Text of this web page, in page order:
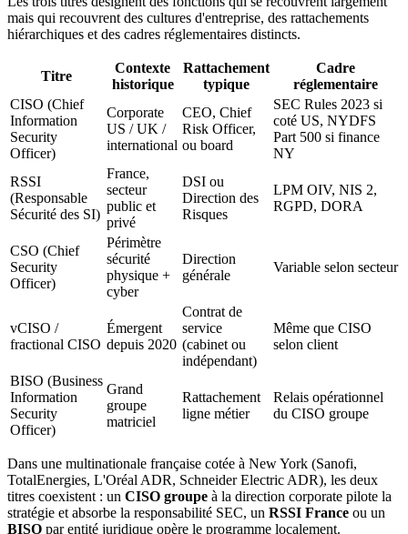
mais qui recouvrent des cultures d'entreprise, des rattachements
hiérarchiques et des cadres réglementaires distincts.
Titre
Contexte
historique
Rattachement
typique
Cadre
réglementaire
CISO (Chief
Information
Security
Officer)
Corporate
US / UK /
international
CEO, Chief
Risk Officer,
ou board
SEC Rules 2023 si
coté US, NYDFS
Part 500 si finance
NY
RSSI
(Responsable
Sécurité des SI)
France,
secteur
public et
privé
DSI ou
Direction des
Risques
LPM OIV, NIS 2,
RGPD, DORA
CSO (Chief
Security
Officer)
Périmètre
sécurité
physique +
cyber
Direction
générale
Variable selon secteur
vCISO /
fractional CISO
Émergent
depuis 2020
Contrat de
service
(cabinet ou
indépendant)
Même que CISO
selon client
BISO (Business
Information
Security
Officer)
Grand
groupe
matriciel
Rattachement
ligne métier
Relais opérationnel
du CISO groupe
Dans une multinationale française cotée à New York (Sanofi,
TotalEnergies, L'Oréal ADR, Schneider Electric ADR), les deux
titres coexistent : un CISO groupe à la direction corporate pilote la
stratégie et absorbe la responsabilité SEC, un RSSI France ou un
BISO par entité juridique opère le programme localement.